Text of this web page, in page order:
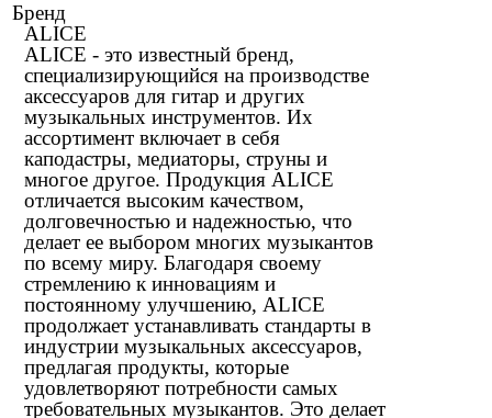
Бренд
ALICE
ALICE - это известный бренд,
специализирующийся на производстве
аксессуаров для гитар и других
музыкальных инструментов. Их
ассортимент включает в себя
каподастры, медиаторы, струны и
многое другое. Продукция ALICE
отличается высоким качеством,
долговечностью и надежностью, что
делает ее выбором многих музыкантов
по всему миру. Благодаря своему
стремлению к инновациям и
постоянному улучшению, ALICE
продолжает устанавливать стандарты в
индустрии музыкальных аксессуаров,
предлагая продукты, которые
удовлетворяют потребности самых
требовательных музыкантов. Это делает